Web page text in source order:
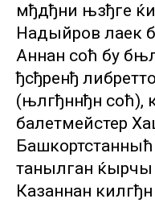
мђдђни њзђге
Надыйров лаек
Аннан соћ бу
ђсђренђ
(њлгђннђн соћ),
балетмейстер
танылган
Казаннан